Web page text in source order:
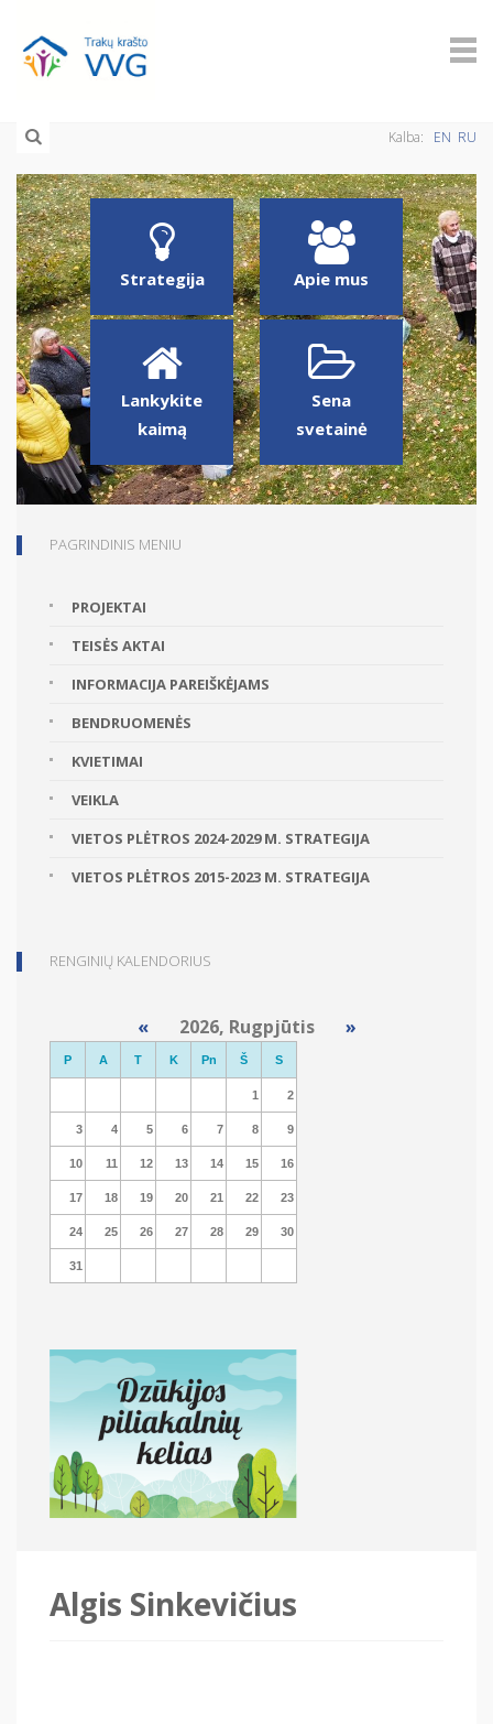
Kalba: EN RU
Strategija Apie mus
Lankykite
kaimą
Sena
svetainė
PAGRINDINIS MENIU
PROJEKTAI
TEISĖS AKTAI
INFORMACIJA PAREIŠKĖJAMS
BENDRUOMENĖS
KVIETIMAI
VEIKLA
VIETOS PLĖTROS 2024-2029 M. STRATEGIJA
VIETOS PLĖTROS 2015-2023 M. STRATEGIJA
RENGINIŲ KALENDORIUS
«2026, Rugpjūtis »
P A T K Pn Š S
1 2
3 4 5 6 7 8 9
10 11 12 13 14 15 16
17 18 19 20 21 22 23
24 25 26 27 28 29 30
31
Algis Sinkevičius